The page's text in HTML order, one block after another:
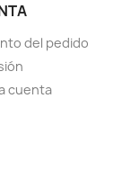
del pedido
cuenta